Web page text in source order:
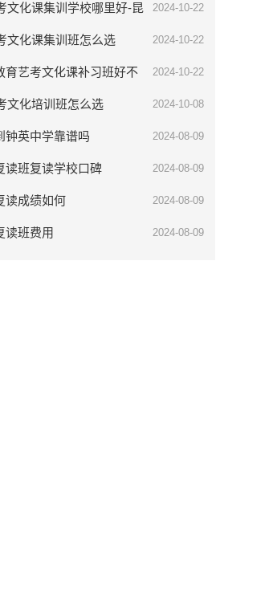
文化课集训学校哪里好-昆 2024-10-22
文化课集训班怎么选 2024-10-22
育艺考文化课补习班好不 2024-10-22
文化培训班怎么选 2024-10-08
钟英中学靠谱吗 2024-08-09
读班复读学校口碑 2024-08-09
读成绩如何 2024-08-09
读班费用 2024-08-09